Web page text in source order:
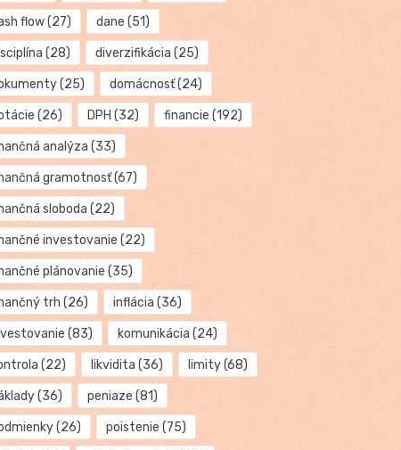
flow(27) dane (51)
(28) diverzifikácia (25)
(25) domácnosť(24)
(26) DPH (32) financie (192)
analýza (33)
gramotnosť(67)
sloboda (22)
investovanie (22)
plánovanie (35)
trh (26) inflácia (36)
(83) komunikácia (24)
(22) likvidita (36) limity(68)
(36) peniaze (81)
(26) poistenie (75)